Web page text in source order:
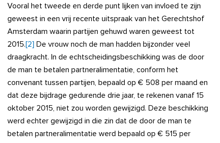
Vooral het tweede en derde punt lijken van invloed te zijn
geweest in een vrij recente uitspraak van het Gerechtshof
Amsterdam waarin partijen gehuwd waren geweest tot
2015.[2] De vrouw noch de man hadden bijzonder veel
draagkracht. In de echtscheidingsbeschikking was de door
de man te betalen partneralimentatie, conform het
convenant tussen partijen, bepaald op € 508 per maand en
dat deze bijdrage gedurende drie jaar, te rekenen vanaf 15
oktober 2015, niet zou worden gewijzigd. Deze beschikking
werd echter gewijzigd in die zin dat de door de man te
betalen partneralimentatie werd bepaald op € 515 per